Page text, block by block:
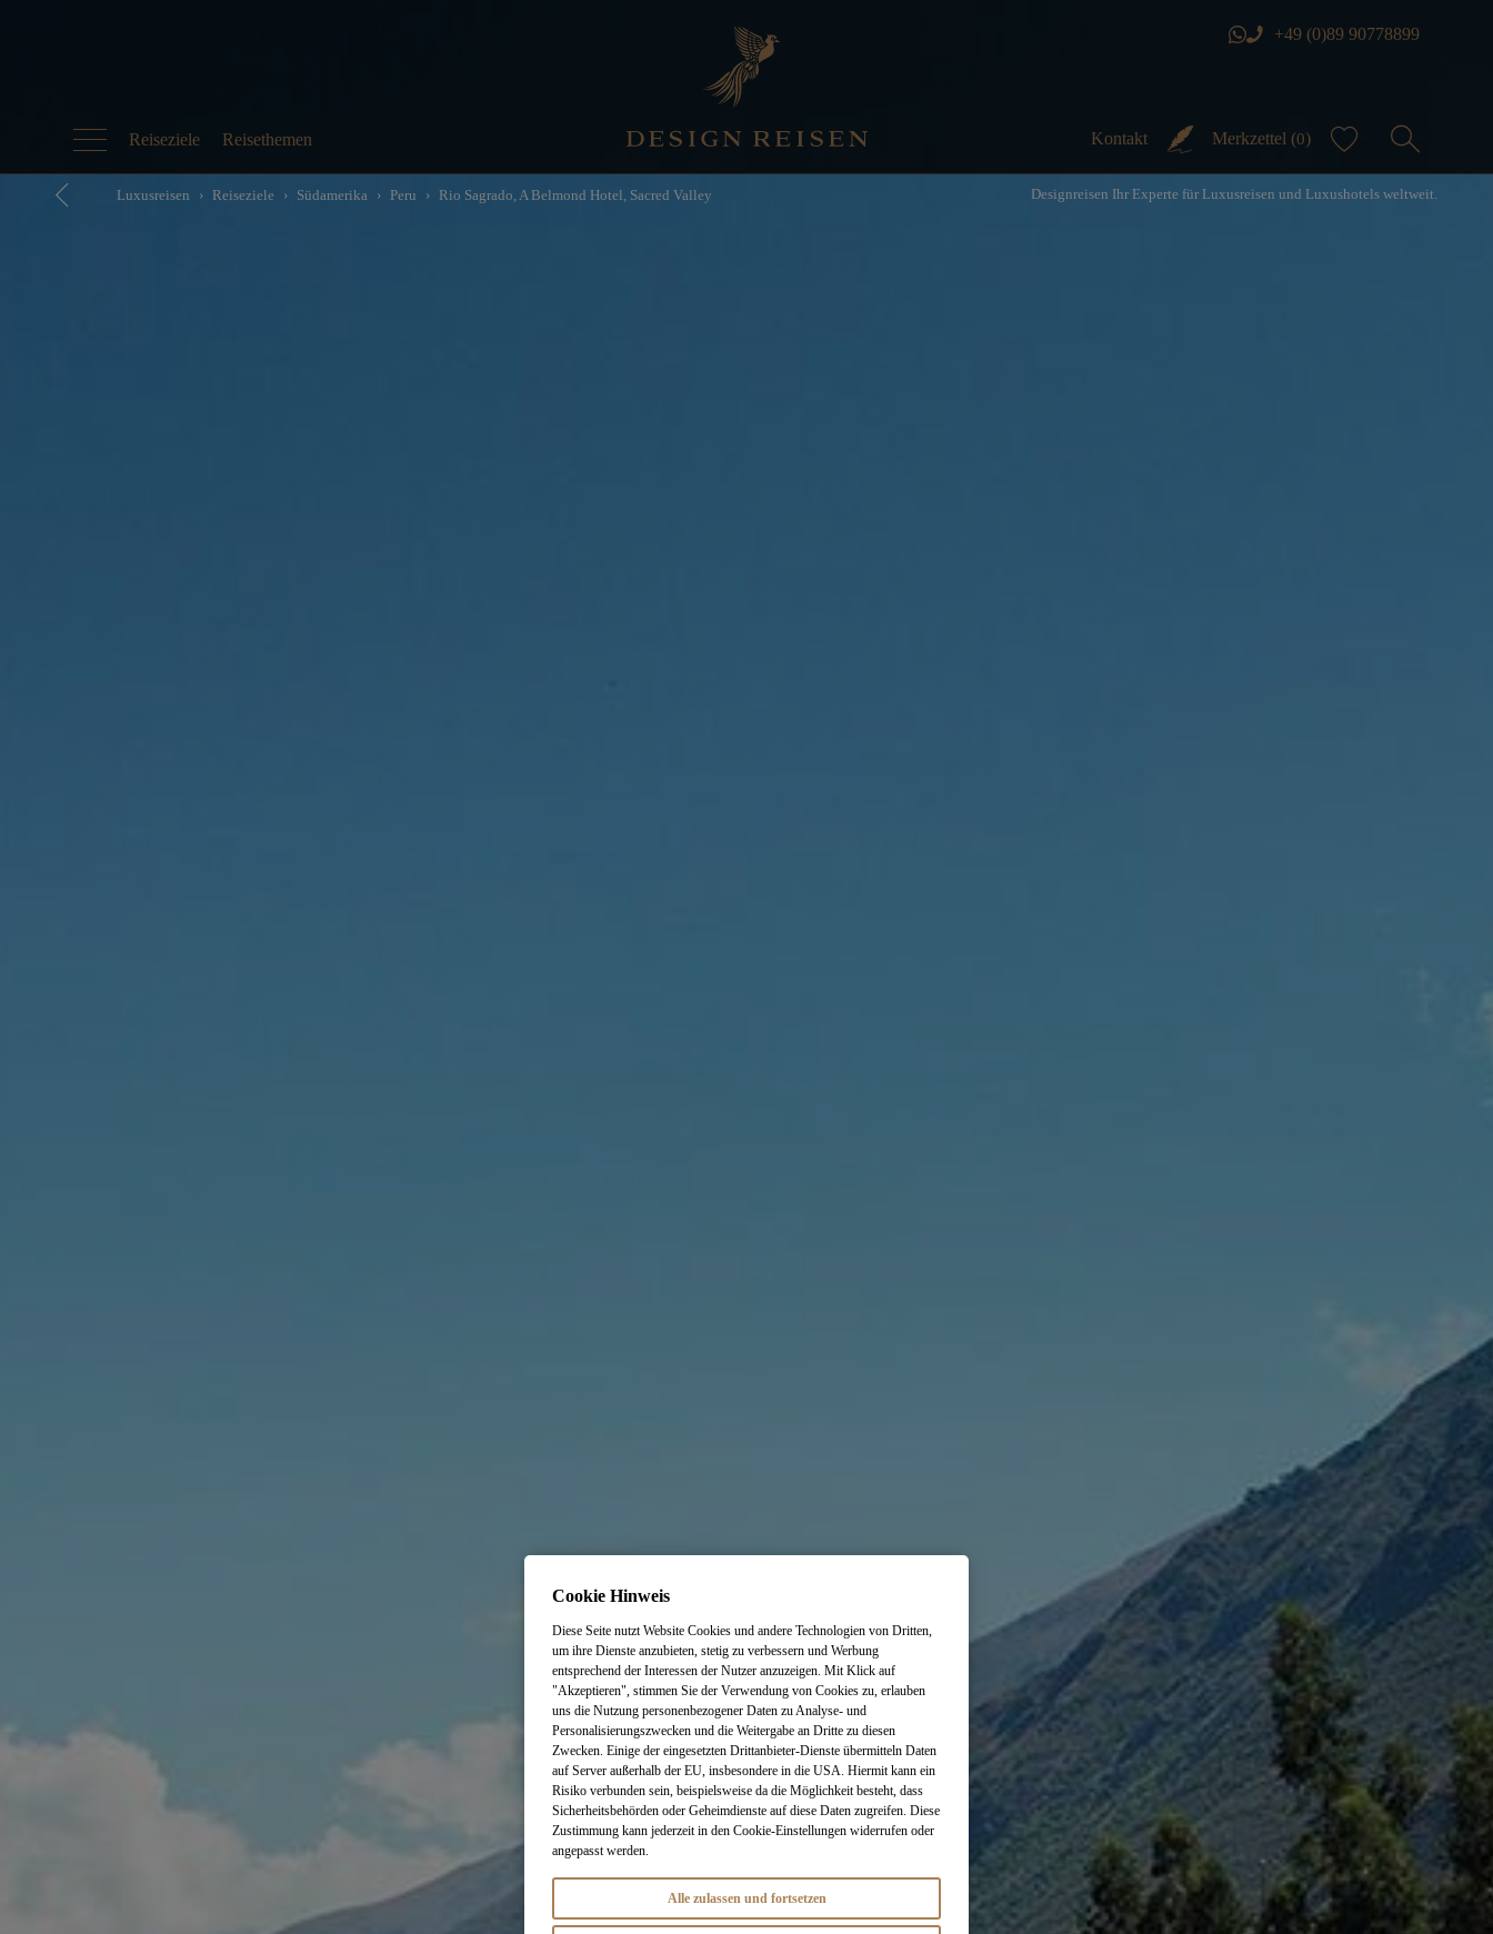
Reiseziele Reisethemen
+49 (0)89 90778899
Kontakt Merkzettel (0)
Luxusreisen Reiseziele Südamerika Peru Rio Sagrado, A Belmond Hotel, Sacred Valley Designreisen Ihr Experte für Luxusreisen und Luxushotels weltweit.
Cookie Hinweis
Diese Seite nutzt Website Cookies und andere Technologien von Dritten,
um ihre Dienste anzubieten, stetig zu verbessern und Werbung
entsprechend der Interessen der Nutzer anzuzeigen. Mit Klick auf
"Akzeptieren", stimmen Sie der Verwendung von Cookies zu, erlauben
uns die Nutzung personenbezogener Daten zu Analyse- und
Personalisierungszwecken und die Weitergabe an Dritte zu diesen
Zwecken. Einige der eingesetzten Drittanbieter-Dienste übermitteln Daten
auf Server außerhalb der EU, insbesondere in die USA. Hiermit kann ein
Risiko verbunden sein, beispielsweise da die Möglichkeit besteht, dass
Sicherheitsbehörden oder Geheimdienste auf diese Daten zugreifen. Diese
Zustimmung kann jederzeit in den Cookie-Einstellungen widerrufen oder
angepasst werden.
Alle zulassen und fortsetzen